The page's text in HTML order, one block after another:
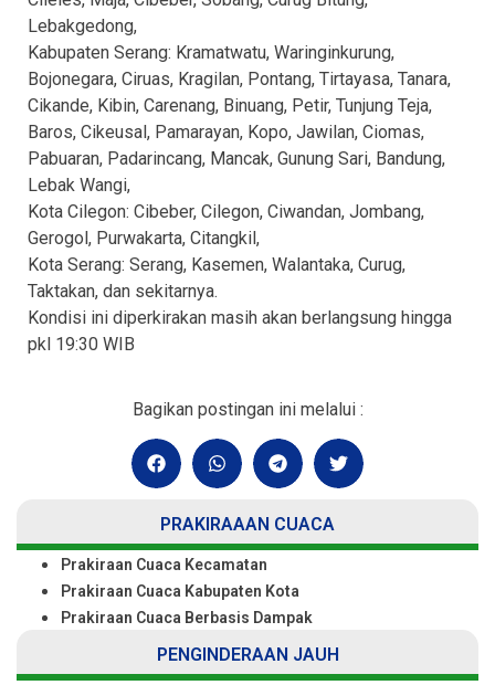
Lebakgedong,
Kabupaten Serang: Kramatwatu, Waringinkurung,
Bojonegara, Ciruas, Kragilan, Pontang, Tirtayasa, Tanara,
Cikande, Kibin, Carenang, Binuang, Petir, Tunjung Teja,
Baros, Cikeusal, Pamarayan, Kopo, Jawilan, Ciomas,
Pabuaran, Padarincang, Mancak, Gunung Sari, Bandung,
Lebak Wangi,
Kota Cilegon: Cibeber, Cilegon, Ciwandan, Jombang,
Gerogol, Purwakarta, Citangkil,
Kota Serang: Serang, Kasemen, Walantaka, Curug,
Taktakan, dan sekitarnya.
Kondisi ini diperkirakan masih akan berlangsung hingga
pkl 19:30 WIB
Bagikan postingan ini melalui :
PRAKIRAAAN CUACA
Prakiraan Cuaca Kecamatan
Prakiraan Cuaca Kabupaten Kota
Prakiraan Cuaca Berbasis Dampak
PENGINDERAAN JAUH